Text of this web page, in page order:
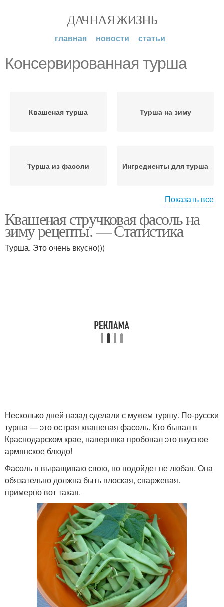
ДАЧНАЯ ЖИЗНЬ
главная новости статьи
Консервированная турша
Квашеная турша Турша на зиму
Турша из фасоли Ингредиенты для турша
фасоли
Турша с овощами
Показать все
Квашеная стручковая фасоль на
зиму рецепты. — Статистика
Турша. Это очень вкусно)))
Несколько дней назад сделали с мужем туршу. По-русски
турша — это острая квашеная фасоль. Кто бывал в
Краснодарском крае, наверняка пробовал это вкусное
армянское блюдо!
Фасоль я выращиваю свою, но подойдет не любая. Она
обязательно должна быть плоская, спаржевая.
примерно вот такая.